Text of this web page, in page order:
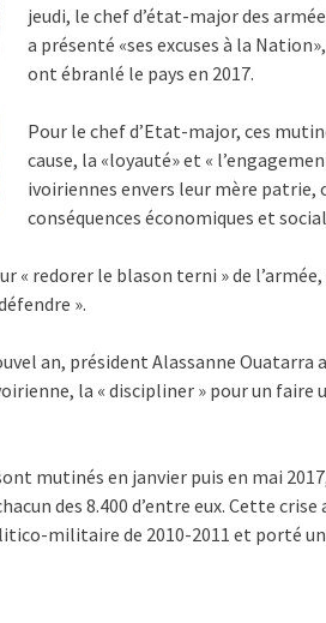
jeudi, le chef d’état-major des
a présenté «ses excuses à la
ont ébranlé le pays en 2017.
Pour le chef d’Etat-major, ces
cause, la «loyauté» et «
ivoiriennes envers leur mère patrie,
conséquences économiques et
redorer le blason terni » de l’armée,
».
an, président Alassanne
la « discipliner » pour un faire
mutinés en janvier puis en mai
des 8.400 d’entre eux. Cette crise
militaire de 2010-2011 et porté